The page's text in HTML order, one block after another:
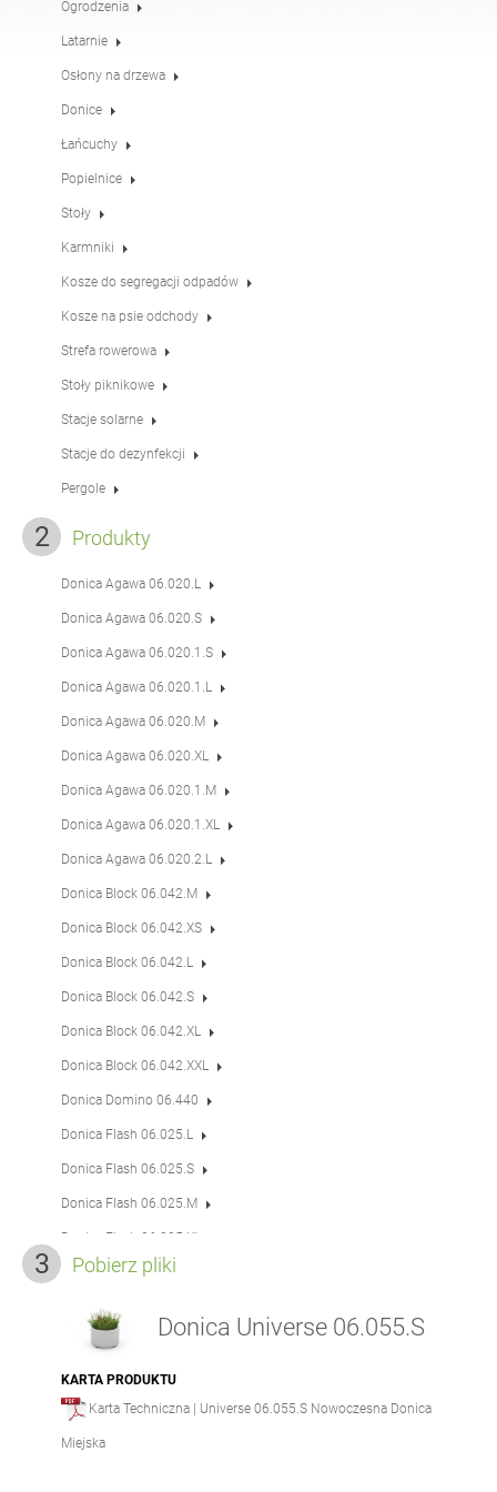
Stoły
Pergole
Osłony na drzewa
Łańcuchy
francuski
łotewski
rumuński
Ogrodzenia
Latarnie
Osłony na drzewa
Donice
Łańcuchy
Popielnice
Stoły
Karmniki
Kosze do segregacji odpadów
Kosze na psie odchody
Strefa rowerowa
Stoły piknikowe
Stacje solarne
Stacje do dezynfekcji
Pergole
Produkty
Donica Agawa 06.020.L
Donica Agawa 06.020.S
Donica Agawa 06.020.1.S
Donica Agawa 06.020.1.L
Donica Agawa 06.020.M
Donica Agawa 06.020.XL
Donica Agawa 06.020.1.M
Donica Agawa 06.020.1.XL
Donica Agawa 06.020.2.L
Donica Block 06.042.M
Donica Block 06.042.XS
Donica Block 06.042.L
Donica Block 06.042.S
Donica Block 06.042.XL
Donica Block 06.042.XXL
Donica Domino 06.440
Donica Flash 06.025.L
Donica Flash 06.025.S
Donica Flash 06.025.M
Donica Flash 06.025.XL
Donica IVO 06.045.L
Donica IVO 06.045.XL
Donica IVO 06.045.S
Donica IVO 06.045.M
Donica Orbit 06.450
Donica Orbit 06.450.4
Pobierz pliki
Donica Universe 06.055.S
KARTA PRODUKTU
Karta Techniczna | Universe 06.055.S Nowoczesna Donica
Miejska